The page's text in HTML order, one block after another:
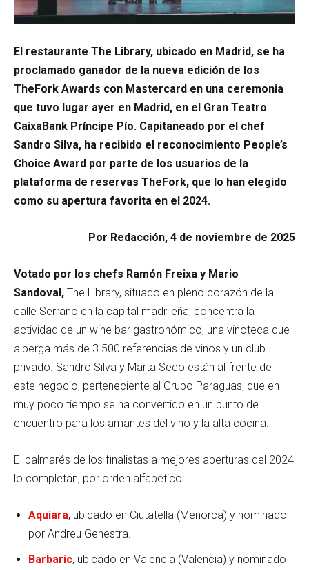
El restaurante The Library, ubicado en Madrid, se ha
proclamado ganador de la nueva edición de los
TheFork Awards con Mastercard en una ceremonia
que tuvo lugar ayer en Madrid, en el Gran Teatro
CaixaBank Príncipe Pío. Capitaneado por el chef
Sandro Silva, ha recibido el reconocimiento People’s
Choice Award por parte de los usuarios de la
plataforma de reservas TheFork, que lo han elegido
como su apertura favorita en el 2024.
Por Redacción, 4 de noviembre de 2025
Votado por los chefs Ramón Freixa y Mario
Sandoval, The Library, situado en pleno corazón de la
calle Serrano en la capital madrileña, concentra la
actividad de un wine bar gastronómico, una vinoteca que
alberga más de 3.500 referencias de vinos y un club
privado. Sandro Silva y Marta Seco están al frente de
este negocio, perteneciente al Grupo Paraguas, que en
muy poco tiempo se ha convertido en un punto de
encuentro para los amantes del vino y la alta cocina.
El palmarés de los finalistas a mejores aperturas del 2024
lo completan, por orden alfabético:
Aquiara, ubicado en Ciutatella (Menorca) y nominado
por Andreu Genestra.
Barbaric, ubicado en Valencia (Valencia) y nominado